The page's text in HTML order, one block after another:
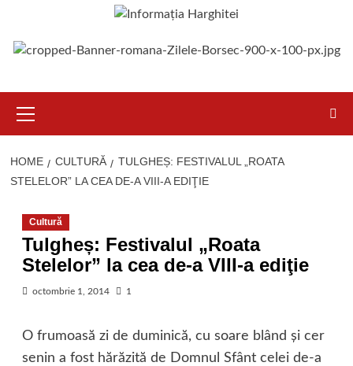
Menu
HOME CULTURĂ
TULGHEȘ: FESTIVALUL „ROATA
STELELOR” LA CEA DE-A VIII-A EDIŢIE
Cultură
Tulgheș: Festivalul „Roata
Stelelor” la cea de-a VIII-a ediţie
octombrie 1, 2014 1
O frumoasă zi de duminică, cu soare blând şi cer
senin a fost hărăzită de Domnul Sfânt celei de-a